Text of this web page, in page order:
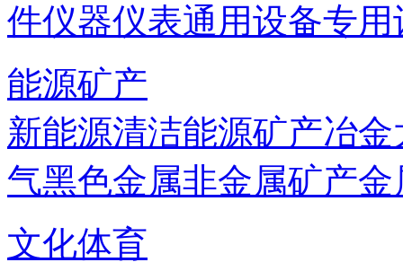
件仪器仪表通用设备专用
能源矿产
新能源清洁能源矿产冶金
气黑色金属非金属矿产金
文化体育